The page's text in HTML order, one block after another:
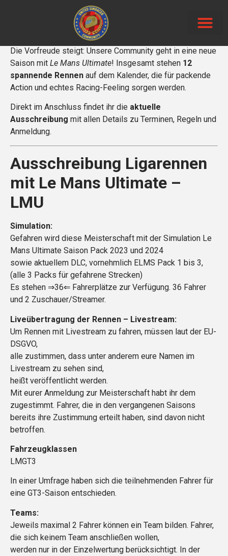
Die Vorfreude steigt: Unsere Community geht in eine neue
Saison mit Le Mans Ultimate! Insgesamt stehen 12
spannende Rennen auf dem Kalender, die für packende
Action und echtes Racing-Feeling sorgen werden.
Direkt im Anschluss findet ihr die aktuelle
Ausschreibung mit allen Details zu Terminen, Regeln und
Anmeldung.
Ausschreibung Ligarennen
mit Le Mans Ultimate –
LMU
Simulation:
Gefahren wird diese Meisterschaft mit der Simulation Le
Mans Ultimate Saison Pack 2023 und 2024
sowie aktuellem DLC, vornehmlich ELMS Pack 1 bis 3,
(alle 3 Packs für gefahrene Strecken)
Es stehen ⇒36⇐ Fahrerplätze zur Verfügung. 36 Fahrer
und 2 Zuschauer/Streamer.
Liveübertragung der Rennen – Livestream:
Um Rennen mit Livestream zu fahren, müssen laut der EU-
DSGVO,
alle zustimmen, dass unter anderem eure Namen im
Livestream zu sehen sind,
heißt veröffentlicht werden.
Mit eurer Anmeldung zur Meisterschaft habt ihr dem
zugestimmt. Fahrer, die in den vergangenen Saisons
bereits ihre Zustimmung erteilt haben, sind davon nicht
betroffen.
Fahrzeugklassen
LMGT3
In einer Umfrage haben sich die teilnehmenden Fahrer für
eine GT3-Saison entschieden.
Teams:
Jeweils maximal 2 Fahrer können ein Team bilden. Fahrer,
die sich keinem Team anschließen wollen,
werden nur in der Einzelwertung berücksichtigt. In der